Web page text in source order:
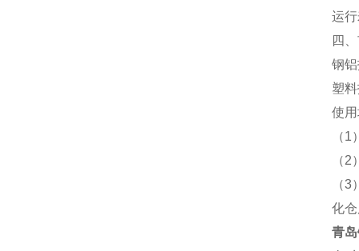
运
四
钢
塑
使
（
（
（
化
青